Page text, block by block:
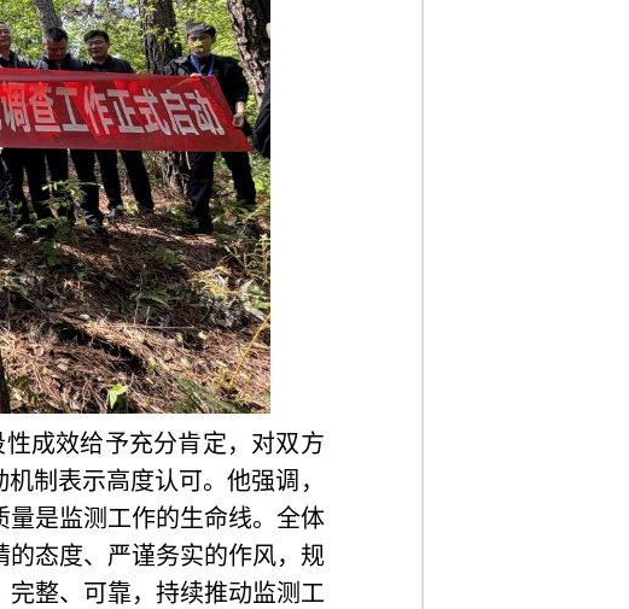
性成效给予充分肯定，对双方
制 表示高度认可。他强调，
是监测工作的生命线。全体
态度、严谨务实的作风，规
整、可靠，持续推动监测工